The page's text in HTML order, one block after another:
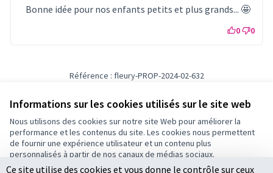
Informations sur les cookies utilisés sur le site web
Nous utilisons des cookies sur notre site Web pour améliorer la
performance et les contenus du site. Les cookies nous permettent
de fournir une expérience utilisateur et un contenu plus
personnalisés à partir de nos canaux de médias sociaux.
Tout accepter
Bonne idée pour nos enfants petits et plus grands... 🤩
0 0
Référence : fleury-PROP-2024-02-632
Vérifiez l'empreinte numérique
Conditions d'utilisation
Paramètres des cookies
Ce site utilise des cookies et vous donne le contrôle sur ceux